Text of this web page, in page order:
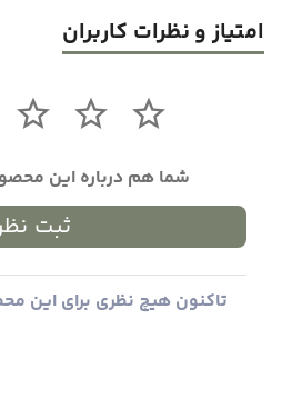
امتیاز و نظرات کاربران
شما هم درباره این
ثبت
تاکنون هیچ نظری برای این